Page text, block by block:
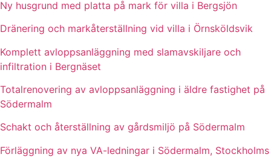
Ny husgrund med platta på mark för villa i Bergsjön
Dränering och markåterställning vid villa i Örnsköldsvik
Komplett avloppsanläggning med slamavskiljare och
infiltration i Bergnäset
Totalrenovering av avloppsanläggning i äldre fastighet på
Södermalm
Schakt och återställning av gårdsmiljö på Södermalm
Förläggning av nya VA-ledningar i Södermalm, Stockholms